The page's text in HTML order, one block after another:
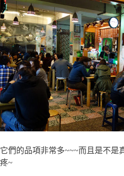
它們的品項非常多~~~而且是不是
疼~